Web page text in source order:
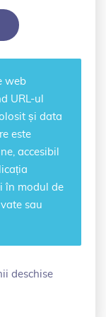
web
URL-ul
și data
este
accesibil
în modul de
sau
deschise